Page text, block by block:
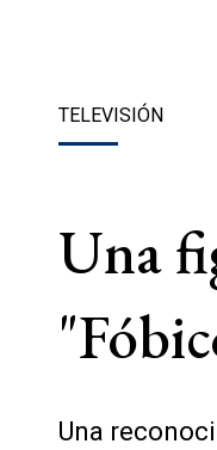
TELEVISIÓN
Una
Una